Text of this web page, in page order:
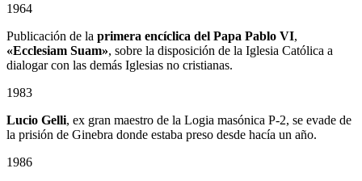
1964
Publicación de la primera encíclica del Papa Pablo VI,
«Ecclesiam Suam», sobre la disposición de la Iglesia Católica a
dialogar con las demás Iglesias no cristianas.
1983
Lucio Gelli, ex gran maestro de la Logia masónica P-2, se evade de
la prisión de Ginebra donde estaba preso desde hacía un año.
1986